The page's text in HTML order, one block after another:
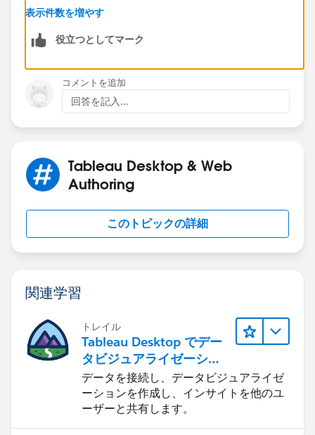
current week and Current month then the data should
hour from now last 1 hour data and current day
includes whole day data
thankyou,
表示件数を増やす
役立つとしてマーク
コメントを追加
回答を記入...
Tableau Desktop & Web
Authoring
このトピックの詳細
関連学習
トレイル
Tableau Desktop でデー
タビジュアライゼーショ
ンをはじめる
データを接続し、データビジュアライゼ
ーションを作成し、インサイトを他のユ
ーザーと共有します。